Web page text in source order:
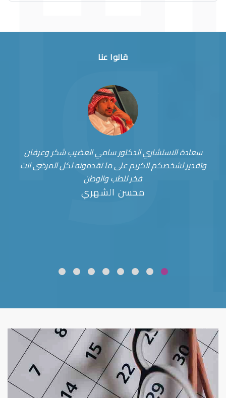
قالوا عنا
سعادة الاستشاري الدكتور سامي العضيب شكر وعرفان
وتقدير لشخصكم الكريم على ما تقدمونه لكل المرضى انت
فخر للطب والوطن
محسن الشهري
قلوبال لرعاية العين ضعف نظر